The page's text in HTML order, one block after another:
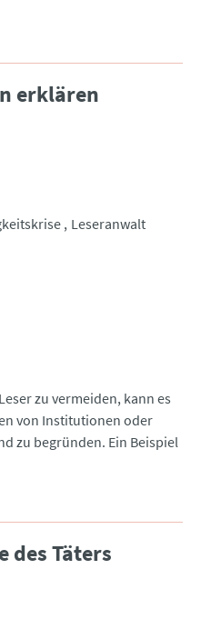
erklären
Leseranwalt
zu vermeiden, kann es
von Institutionen oder
zu begründen. Ein Beispiel
des Täters